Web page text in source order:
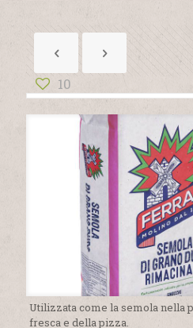
10
Utilizzata come la semola nella
fresca e della pizza.